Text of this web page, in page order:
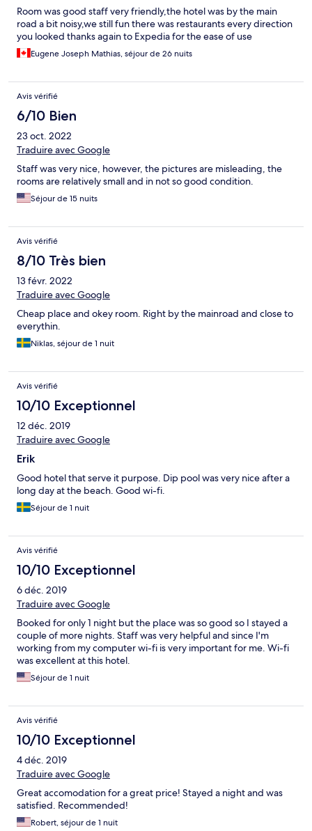
Room was good staff very friendly,the hotel was by the main
road a bit noisy,we still fun there was restaurants every direction
you looked thanks again to Expedia for the ease of use
Eugene Joseph Mathias, séjour de 26 nuits
Avis vérifié
6/10 Bien
23 oct. 2022
Traduire avec Google
Staff was very nice, however, the pictures are misleading, the
rooms are relatively small and in not so good condition.
Séjour de 15 nuits
Avis vérifié
8/10 Très bien
13 févr. 2022
Traduire avec Google
Cheap place and okey room. Right by the mainroad and close to
everythin.
Niklas, séjour de 1 nuit
Avis vérifié
10/10 Exceptionnel
12 déc. 2019
Traduire avec Google
Erik
Good hotel that serve it purpose. Dip pool was very nice after a
long day at the beach. Good wi-fi.
Séjour de 1 nuit
Avis vérifié
10/10 Exceptionnel
6 déc. 2019
Traduire avec Google
Booked for only 1 night but the place was so good so I stayed a
couple of more nights. Staff was very helpful and since I'm
working from my computer wi-fi is very important for me. Wi-fi
was excellent at this hotel.
Séjour de 1 nuit
Avis vérifié
10/10 Exceptionnel
4 déc. 2019
Traduire avec Google
Great accomodation for a great price! Stayed a night and was
satisfied. Recommended!
Robert, séjour de 1 nuit